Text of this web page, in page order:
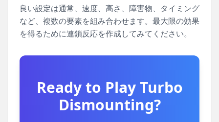
良い設定は通常、速度、高さ、障害物、タイミング
など、複数の要素を組み合わせます。最大限の効果
を得るために連鎖反応を作成してみてください。
Ready to PlayTurbo
Dismounting?